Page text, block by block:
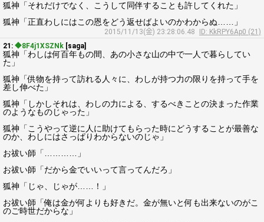
狐神「それだけでなく、こうして同伴することも許してくれた」
狐神「正直わしにはこの恩をどう返せばよいのかわからぬ……」
2015/11/13(金) 23:28:06.48
ID: KkRPY6Ap0 (21)
21: ◆8F4j1XSZNk [saga]
狐神「わしは何百年もの間、あの小さな山の中で一人で暮らしてい
た」
狐神「供物を持って訪れる人々に、わしが持つ力の限りを持って手を
差し伸べた」
狐神「しかしそれは、わしの力による、するべきことの決まった作業
のようなものじゃった」
狐神「こうやって逆に人に助けてもらった時にどうすることが最善な
のか、わしにはさっぱりわからないのじゃ」
お祓い師「…………」
お祓い師「だから金でいいって言ってんだろ」
狐神「じゃ、じゃが……！」
お祓い師「俺は金が何よりも好きだ。金が無いと何も出来ないのがこ
のご時世だからな」